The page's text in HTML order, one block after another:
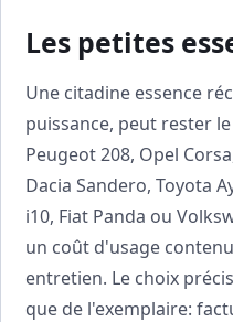
Les petites
Une citadine essence
puissance, peut rester
Peugeot 208, Opel
Dacia Sandero, Toyota
i10, Fiat Panda ou
un coût d'usage
entretien. Le choix
que de l'exemplaire: